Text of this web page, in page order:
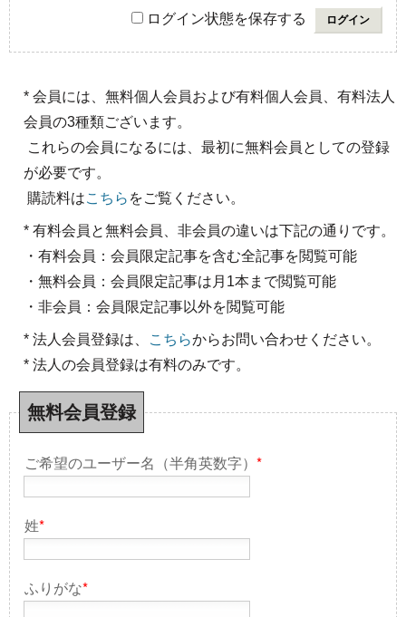
ログイン状態を保存する
* 会員には、無料個人会員および有料個人会員、有料法人
会員の3種類ございます。
これらの会員になるには、最初に無料会員としての登録
が必要です。
購読料はこちら をご覧ください。
* 有料会員と無料会員、非会員の違いは下記の通りです。
・有料会員：会員限定記事を含む全記事を閲覧可能
・無料会員：会員限定記事は月1本まで閲覧可能
・非会員：会員限定記事以外を閲覧可能
* 法人会員登録は、 こちらからお問い合わせください。
* 法人の会員登録は有料のみです。
無料会員登録
ご希望のユーザー名（半角英数字） *
姓*
ふりがな*